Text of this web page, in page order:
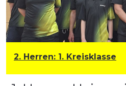
2. Herren: 1. Kreisklasse